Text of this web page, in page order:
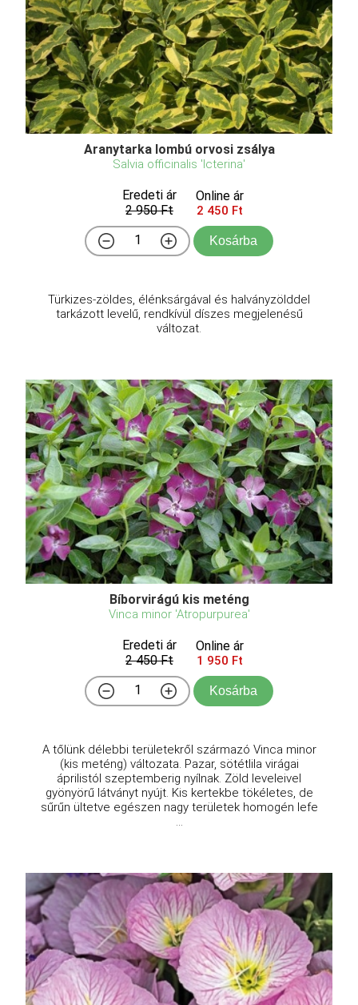
Aranytarka lombú orvosi zsálya
Salvia officinalis 'Icterina'
Eredeti ár
2 950 Ft
Online ár
2 450 Ft
Kosárba
Türkizes-zöldes, élénksárgával és halványzölddel
tarkázott levelű, rendkívül díszes megjelenésű
változat.
Bíborvirágú kis meténg
Vinca minor 'Atropurpurea'
Eredeti ár
2 450 Ft
Online ár
1 950 Ft
Kosárba
A tőlünk délebbi területekről származó Vinca minor
(kis meténg) változata. Pazar, sötétlila virágai
áprilistól szeptemberig nyílnak. Zöld leveleivel
gyönyörű látványt nyújt. Kis kertekbe tökéletes, de
sűrűn ültetve egészen nagy területek homogén lefe
...